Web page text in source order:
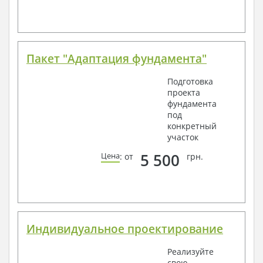
Пакет "Адаптация фундамента"
Подготовка
проекта
фундамента
под
конкретный
участок
Цена: от 5 500 грн.
Индивидуальное проектирование
Реализуйте